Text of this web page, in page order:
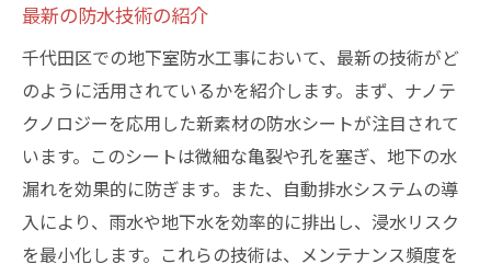
最新の防水技術の紹介
千代田区での地下室防水工事において、最新の技術がど
のように活用されているかを紹介します。まず、ナノテ
クノロジーを応用した新素材の防水シートが注目されて
います。このシートは微細な亀裂や孔を塞ぎ、地下の水
漏れを効果的に防ぎます。また、自動排水システムの導
入により、雨水や地下水を効率的に排出し、浸水リスク
を最小化します。これらの技術は、メンテナンス頻度を